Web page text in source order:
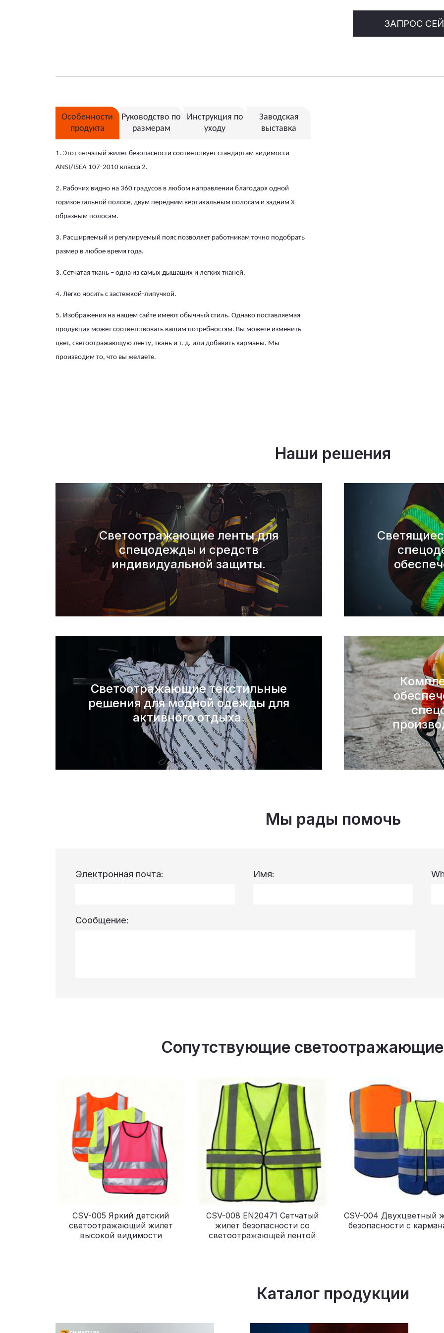
ЗАПРОС
Особенности
продукта
Руководство по
размерам
Инструкция по
уходу
Заводская
выставка
1. Этот сетчатый жилет безопасности соответствует стандартам видимости
ANSI/ISEA 107-2010 класса 2.
2. Рабочих видно на 360 градусов в любом направлении благодаря одной
горизонтальной полосе, двум передним вертикальным полосам и задним X-
образным полосам.
3. Расширяемый и регулируемый пояс позволяет работникам точно подобрать
размер в любое время года.
3. Сетчатая ткань – одна из самых дышащих и легких тканей.
4. Легко носить с застежкой-липучкой.
5. Изображения на нашем сайте имеют обычный стиль. Однако поставляемая
продукция может соответствовать вашим потребностям. Вы можете изменить
цвет, светоотражающую ленту, ткань и т. д. или добавить карманы. Мы
производим то, что вы желаете.
Наши решения
Светоотражающие ленты для
спецодежды и средств
индивидуальной защиты.
Светоотражающие текстильные
решения для модной одежды для
активного отдыха.
Мы рады помочь
Электронная почта: Имя:
Сообщение:
Сопутствующие
CSV-005 Яркий детский
светоотражающий жилет
высокой видимости
CSV-008 EN20471 Сетчатый
жилет безопасности со
светоотражающей лентой
CSV-004 Двухцветный
безопасности с
Каталог продукции